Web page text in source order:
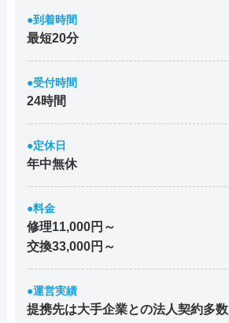
●到着時間
最短20分
●受付時間
24時間
●定休日
年中無休
●料金
修理11,000円～
交換33,000円～
●運営実績
提携先は大手企業との法人契約多数